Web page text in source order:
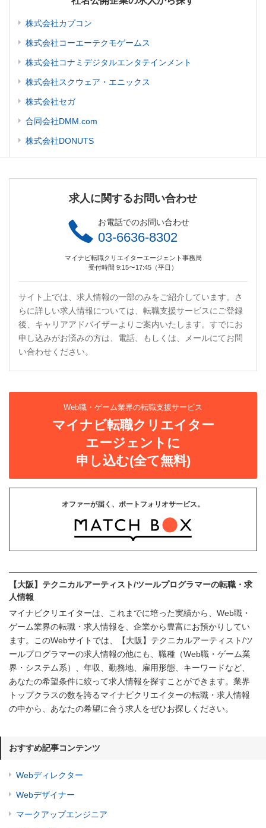
株式会社カプコン
株式会社コーエーテクモゲームス
株式会社コナミデジタルエンタテインメント
株式会社スクウェア・エニックス
株式会社セガ
合同会社DMM.com
株式会社DONUTS
求人に関するお問い合わせ
お電話でのお問い合わせ
03-6636-8302
マイナビ転職クリエイターエージェント事務局
受付時間 9:15〜17:45（平日）
サイト上では、求人情報の一部のみをご紹介しています。さ
らに詳しい求人情報については、転職支援サービスにご登録
後、キャリアアドバイザーよりご案内いたします。すでにお
申し込みがお済みの方は、電話、もしくは、メールにてお問
い合わせください。
Web職・ゲーム業界の転職支援サービス
マイナビ転職クリエイター
エージェントに
申し込む(全て無料)
オファーが届く、ポートフォリオサービス。
【大阪】テクニカルアーティスト/ツールプログラマーの転職・求
人情報
マイナビクリエイターは、これまでに培った実績から、Web職・
ゲーム業界の転職・求人情報を、企業から豊富にお預かりしてい
ます。このWebサイトでは、【大阪】テクニカルアーティスト/ツ
ールプログラマーの求人情報の他にも、職種（Web職・ゲーム業
界・システム系）、年収、勤務地、雇用形態、キーワードなど、
あなたの希望条件に絞って求人情報を探すことができます。業界
トップクラスの数を誇るマイナビクリエイターの転職・求人情報
の中から、あなたの希望に合う求人をぜひお探しください。
おすすめ記事コンテンツ
Webディレクター
Webデザイナー
マークアップエンジニア